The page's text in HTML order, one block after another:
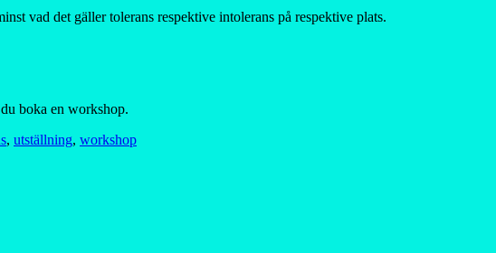
vad det gäller tolerans respektive intolerans på respektive plats.
boka en workshop.
, utställning, workshop